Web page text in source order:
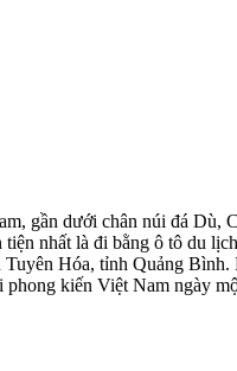
gần dưới chân núi đá
nhất là đi bằng ô tô du
Hóa, tỉnh Quảng
kiến Việt Nam ngày